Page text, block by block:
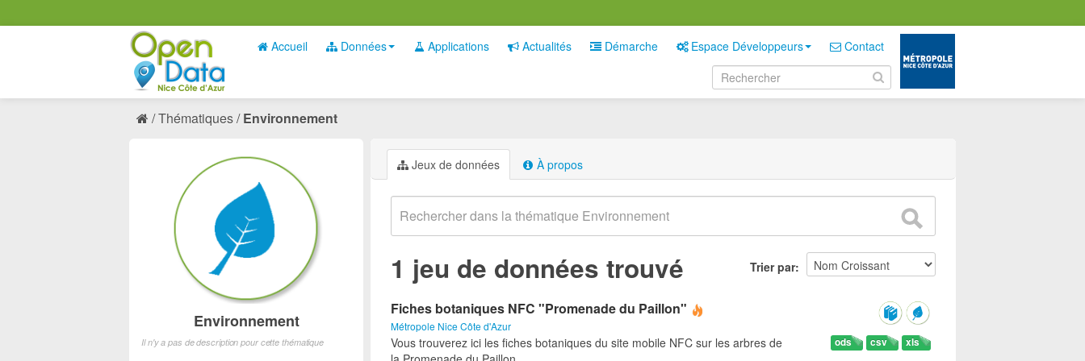
Accueil Données Applications Actualités Démarche Espace Développeurs Contact
Thématiques Environnement
Jeux de données À propos
Trier par
1 jeu de données trouvé
Fiches botaniques NFC "Promenade du Paillon"
Métropole Nice Côte d'Azur
xls
csv
ods
Vous trouverez ici les fiches botaniques du site mobile NFC sur les arbres de
Environnement
Il n'y a pas de description pour cette thématique